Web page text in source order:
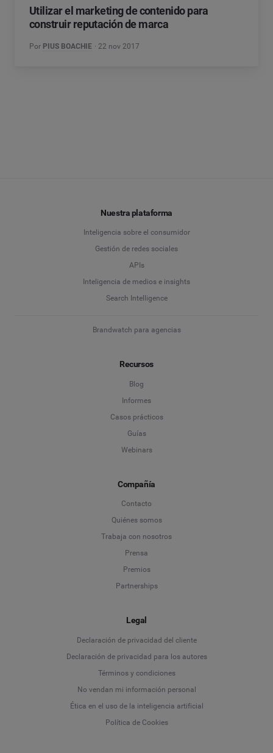
Utilizar el marketing de contenido para
construir reputación de marca
Por PIUS BOACHIE 22 nov 2017
Nuestra plataforma
Inteligencia sobre el consumidor
Gestión de redes sociales
APIs
Inteligencia de medios e insights
Search Intelligence
Brandwatch para agencias
Recursos
Blog
Informes
Casos prácticos
Guías
Webinars
Compañía
Contacto
Quiénes somos
Trabaja con nosotros
Prensa
Premios
Partnerships
Legal
Declaración de privacidad del cliente
Declaración de privacidad para los autores
Términos y condiciones
No vendan mi información personal
Ética en el uso de la inteligencia artificial
Política de Cookies
Language
Deutsch